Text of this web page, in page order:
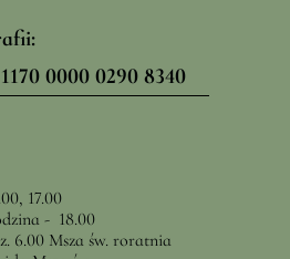
0000 0290 8340
17.00
- 18.00
6.00 Msza św. roratnia